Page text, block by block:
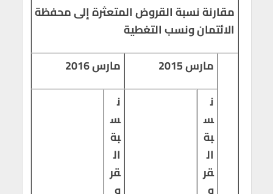
مقارنة نسبة القروض المتعثرة إلى محفظة
الائتمان ونسب التغطية
مارس 2015
مارس 2016
ن
س
بة
ال
قر
و
ن
س
بة
ال
قر
و